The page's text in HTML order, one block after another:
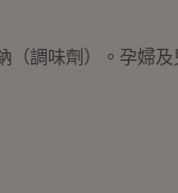
（調味劑）。孕婦